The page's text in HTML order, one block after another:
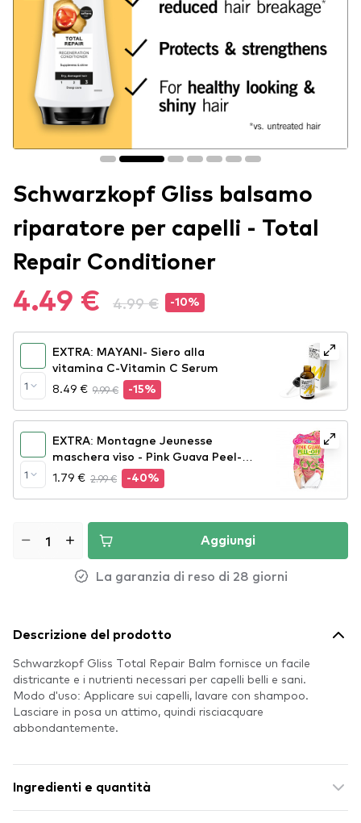
Schwarzkopf Gliss balsamo
riparatore per capelli - Total
Repair Conditioner
4.49 € 4.99 € -10%
1
EXTRA: MAYANI- Siero alla
vitamina C-Vitamin C Serum
8.49 € 9.99 € -15%
1
EXTRA: Montagne Jeunesse
maschera viso - Pink Guava Peel-
Off Face Mask
1.79 € 2.99 € -40%
Aggiungi
La garanzia di reso di 28 giorni
Descrizione del prodotto
Schwarzkopf Gliss Total Repair Balm fornisce un facile
districante e i nutrienti necessari per capelli belli e sani.
Modo d'uso: Applicare sui capelli, lavare con shampoo.
Lasciare in posa un attimo, quindi risciacquare
abbondantemente.
Ingredienti e quantità